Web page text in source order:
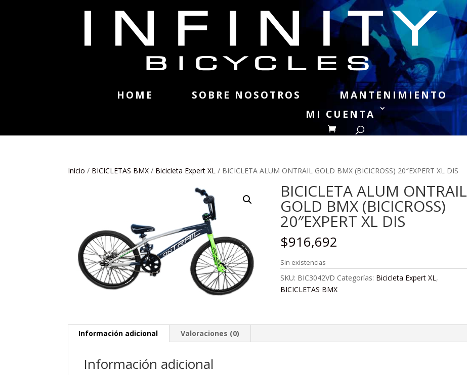
HOME SOBRE NOSOTROS MANTENIMIENTO
MI CUENTA
Inicio / BICICLETAS BMX / Bicicleta Expert XL / BICICLETA ALUM ONTRAIL GOLD BMX (BICICROSS) 20″EXPERT XL DIS
BICICLETA ALUM ONTRAIL
GOLD BMX (BICICROSS)
20″EXPERT XL DIS
$916,692
Sin existencias
SKU: BIC3042VD Categorías: Bicicleta Expert XL,
BICICLETAS BMX
Información adicional Valoraciones (0)
Información adicional